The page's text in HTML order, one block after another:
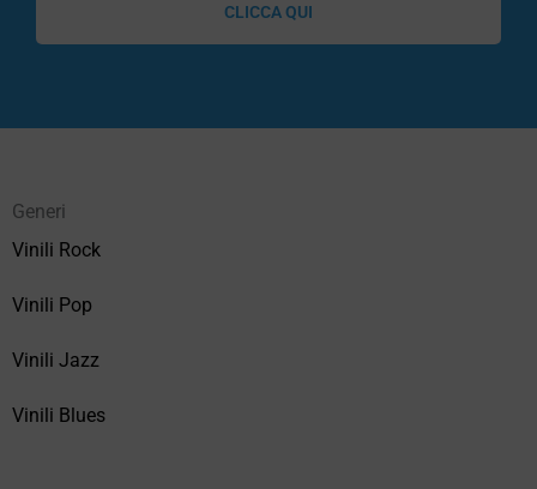
CLICCA QUI
Generi
Vinili Rock
Vinili Pop
Vinili Jazz
Vinili Blues